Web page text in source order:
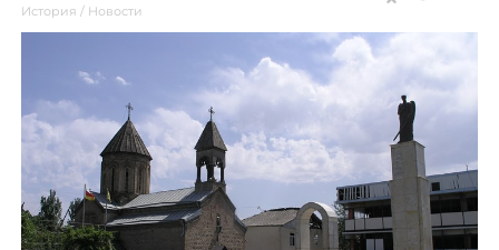
История / Новости